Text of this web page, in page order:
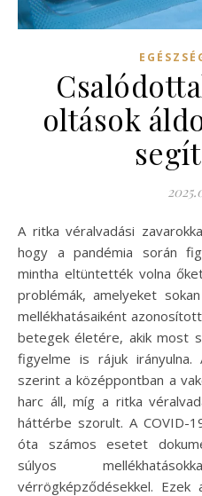
oltások
A ritka véralvadási zavarokkal küzdő emberek úgy érzik,
hogy a pandémia során
mintha eltüntették volna
problémák, amelyeket
mellékhatásaiként
betegek életére, akik most
figyelme is rájuk
szerint a középpontban a
harc áll, míg a ritka
háttérbe szorult. A COVID-
óta számos esetet
súlyos
vérrögképződésekkel.